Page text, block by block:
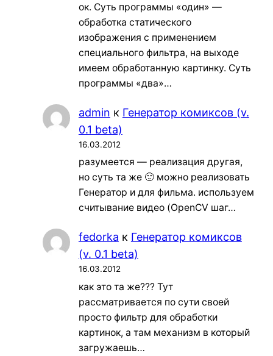
ок. Суть программы «один» —
обработка статического
изображения с применением
специального фильтра, на выходе
имеем обработанную картинку. Суть
программы «два»…
admin к Генератор комиксов (v.
0.1 beta)
16.03.2012
разумеется — реализация другая,
но суть та же 🙂 можно реализовать
Генератор и для фильма. используем
считывание видео (OpenCV шаг…
fedorka к Генератор комиксов
(v. 0.1 beta)
16.03.2012
как это та же??? Тут
рассматривается по сути своей
просто фильтр для обработки
картинок, а там механизм в который
загружаешь…